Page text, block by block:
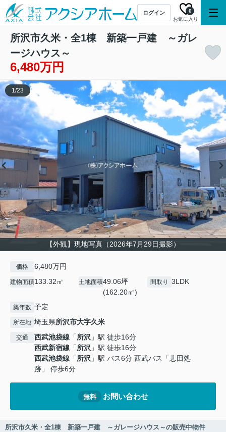
ログイン
お気に入り
0
所沢市久米・全1棟 新築一戸建 ～ガレ
ージハウス～
6,480万円
【外観】現地写真（2026年7月29日撮影）
1/23
価格 6,480万円
建物面積133.32㎡ 土地面積49.06坪
(162.20㎡)
間取り 3LDK
築年数 予定
所在地 埼玉県所沢市大字久米
交通 西武池袋線 「所沢 」駅 徒歩16分
西武新宿線 「所沢 」駅 徒歩16分
西武池袋線 「所沢 」駅 バス6分 西武バス「悲田処
跡」 停歩6分
無料 お問い合わせ
所沢市久米・全1棟 新築一戸建 ～ガレージハウス～の販売中物件